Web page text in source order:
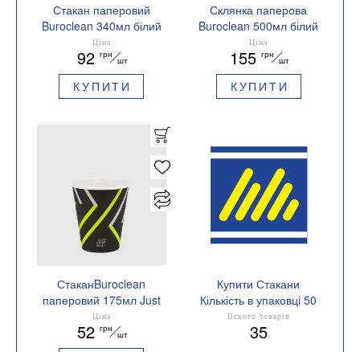
Стакан паперовий
Buroclean 340мл білий
50шт/уп 1080031
Ціна
92 грн
шт
КУПИТИ
Склянка паперова
Buroclean 500мл білий
50шт/уп 1080033
Ціна
155 грн
шт
КУПИТИ
СтаканBuroclean
паперовий 175мл Just
Drink 50штук 1080056
Ціна
52 грн
шт
Купити Стакани
Кількість в упаковці 50
шт.
Всього товарів
35